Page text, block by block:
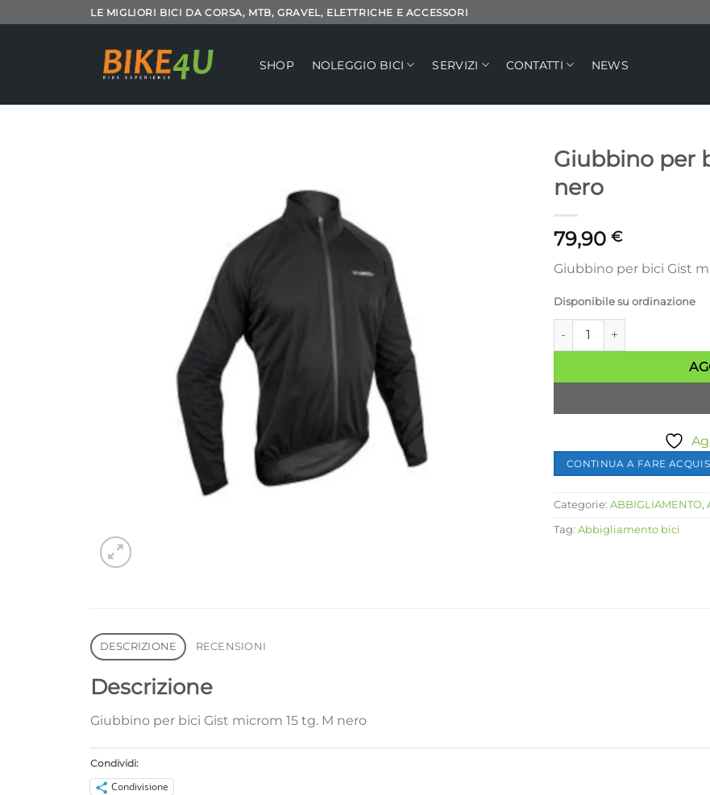
ai
LE MIGLIORI BICI DA CORSA, MTB, GRAVEL, ELETTRICHE E ACCESSORI
SHOP NOLEGGIO BICI SERVIZI CONTATTI NEWS
Giubbino per
nero
79,90 €
Giubbino per bici Gist
Disponibile su ordinazione
Giubbino per bici Gist
CONTINUA A FARE
Categorie: ABBIGLIAMENTO,
Tag: Abbigliamento bici
DESCRIZIONE RECENSIONI
Descrizione
Giubbino per bici Gist microm 15 tg. M nero
Condividi:
Condivisione